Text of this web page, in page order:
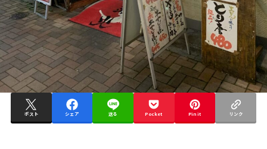
ポスト シェア 送る Pocket Pin it リンク